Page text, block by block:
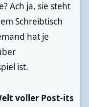
Ach ja, sie steht
Schreibtisch
hat je
ist.
voller Post-its